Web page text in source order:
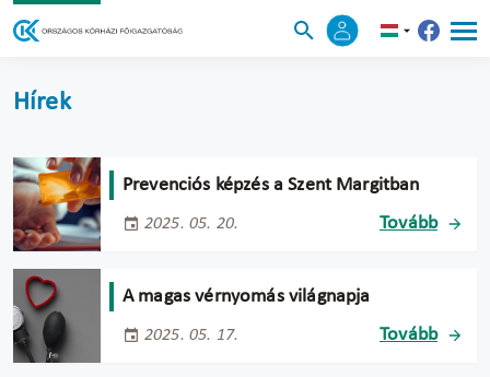
Hírek
Prevenciós képzés a Szent Margitban
2025. 05. 20. Tovább
A magas vérnyomás világnapja
2025. 05. 17. Tovább